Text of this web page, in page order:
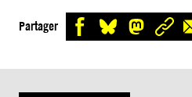
Partager